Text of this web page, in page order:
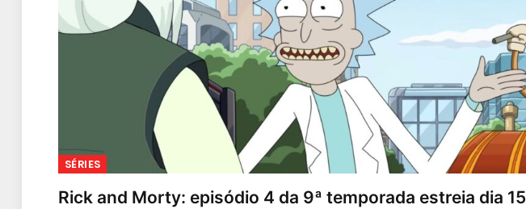
SÉRIES
Rick and Morty: episódio 4 da 9ª temporada estreia dia 15